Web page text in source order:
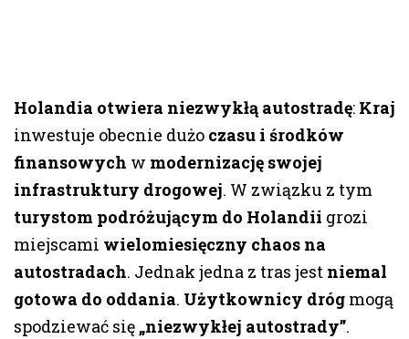
Holandia otwiera niezwykłą autostradę: Kraj
inwestuje obecnie dużo czasu i środków
finansowych w modernizację swojej
infrastruktury drogowej. W związku z tym
turystom podróżującym do Holandii grozi
miejscami wielomiesięczny chaos na
autostradach. Jednak jedna z tras jest niemal
gotowa do oddania. Użytkownicy dróg mogą
spodziewać się „niezwykłej autostrady”.